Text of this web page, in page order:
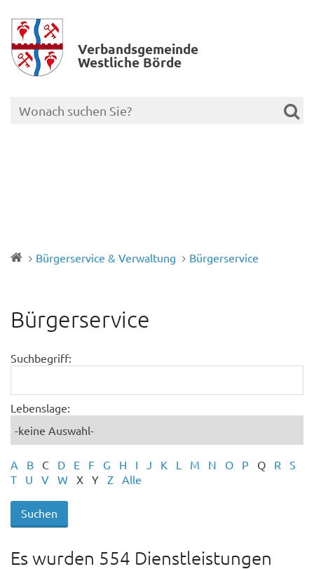
Verbands­gemeinde
Westliche Börde
Bürgerservice & Verwaltung Bürgerservice
Bürgerservice
Suchbegriff:
Lebenslage:
A B C D E F G H I J K L M N O P Q R
S
T
U V W X Y Z Alle
Es wurden 554 Dienstleistungen